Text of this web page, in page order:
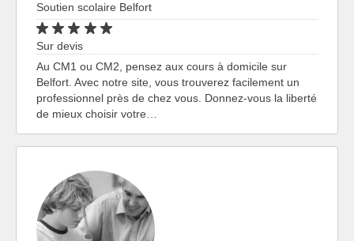
Soutien scolaire Belfort
Sur devis
Au CM1 ou CM2, pensez aux cours à domicile sur
Belfort. Avec notre site, vous trouverez facilement un
professionnel près de chez vous. Donnez-vous la liberté
de mieux choisir votre…